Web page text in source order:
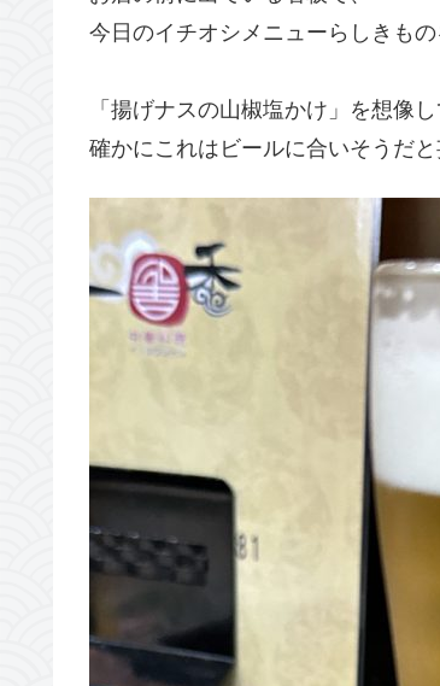
今日のイチオシメニューらしきもの
「揚げナスの山椒塩かけ」を想像し
確かにこれはビールに合いそうだ